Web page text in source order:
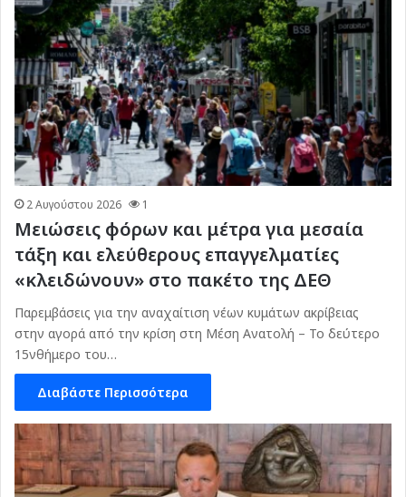
2 Αυγούστου 2026 1
Μειώσεις φόρων και μέτρα για μεσαία
τάξη και ελεύθερους επαγγελματίες
«κλειδώνουν» στο πακέτο της ΔΕΘ
Παρεμβάσεις για την αναχαίτιση νέων κυμάτων ακρίβειας
στην αγορά από την κρίση στη Μέση Ανατολή – Το δεύτερο
15νθήμερο του…
Διαβάστε Περισσότερα